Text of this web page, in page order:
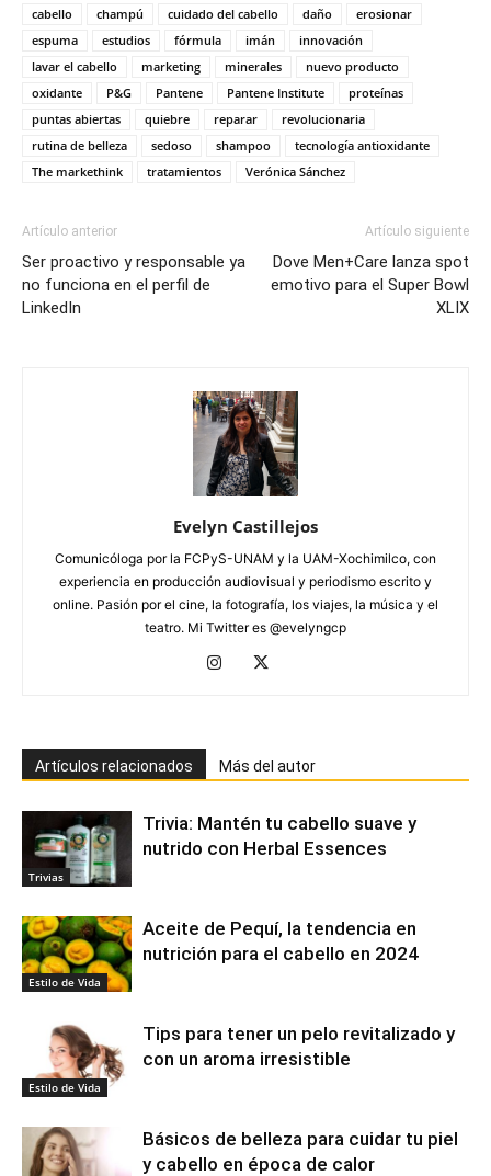
cabello champú cuidado del cabello daño
erosionar
espuma
estudios fórmula imán
innovación
lavar el cabello
marketing minerales
nuevo producto
oxidante
P&G Pantene Pantene Institute
proteínas
puntas abiertas
quiebre reparar
revolucionaria
rutina de belleza
sedoso shampoo
tecnología antioxidante
The markethink
tratamientos Verónica Sánchez
Artículo anterior
Ser proactivo y responsable ya
no funciona en el perfil de
LinkedIn
Artículo siguiente
Dove Men+Care lanza spot
emotivo para el Super Bowl
XLIX
Evelyn Castillejos
Comunicóloga por la FCPyS-UNAM y la UAM-Xochimilco, con
experiencia en producción audiovisual y periodismo escrito y
online. Pasión por el cine, la fotografía, los viajes, la música y el
teatro. Mi Twitter es @evelyngcp
Artículos relacionados Más del autor
Trivias
Trivia: Mantén tu cabello suave y
nutrido con Herbal Essences
Estilo de Vida
Aceite de Pequí, la tendencia en
nutrición para el cabello en 2024
Estilo de Vida
Tips para tener un pelo revitalizado y
con un aroma irresistible
Básicos de belleza para cuidar tu piel
y cabello en época de calor